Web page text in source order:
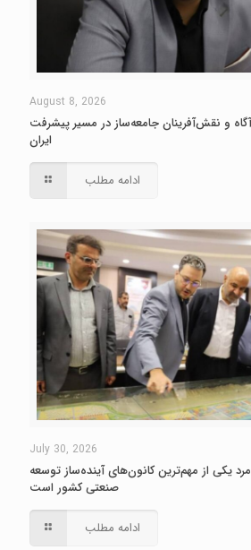
August 8, 2026
آگاه و نقش‌آفرینان جامعه‌ساز در مسیر پیشرفت
ایران
ادامه مطلب
July 30, 2026
یکی از مهم‌ترین کانون‌های آینده‌ساز توسعه
صنعتی کشور است
ادامه مطلب